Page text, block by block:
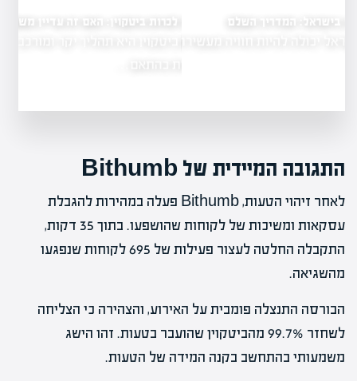
השלם כמה עולה לכרות ביטקוין: האם זה עדיין משתלם?
התגובה המיידית של Bithumb
לאחר זיהוי הטעות, Bithumb פעלה במהירות להגבלת
עסקאות ומשיכות של לקוחות שהושפעו. בתוך 35 דקות,
התקבלה החלטה לעצור פעילות של 695 לקוחות שנפגעו
מהשגיאה.
הבורסה התנצלה פומבית על האירוע, והצהירה כי הצליחה
לשחזר 99.7% מהביטקוין שהועבר בטעות. זהו הישג
משמעותי בהתחשב בקנה המידה של הטעות.